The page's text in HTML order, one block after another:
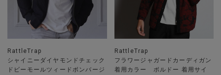
RattleTrap
シャイニーダイヤモンドチェック
ドビーモールツィードボンバージ
RattleTrap
フラワージャガードカーディガン
着用カラー ボルドー 着用サイ